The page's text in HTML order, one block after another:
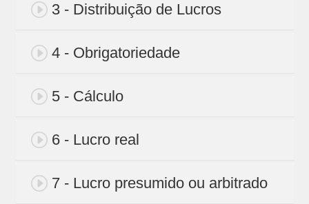
3 - Distribuição de Lucros
4 - Obrigatoriedade
5 - Cálculo
6 - Lucro real
7 - Lucro presumido ou arbitrado